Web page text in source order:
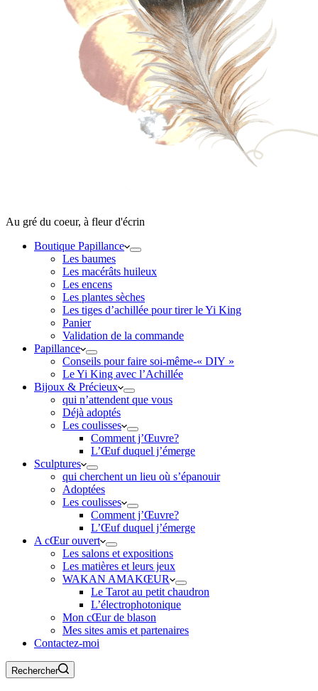
Au gré du coeur, à fleur d'écrin
Boutique Papillance
Les baumes
Les macérâts huileux
Les encens
Les plantes sèches
Les tiges d’achillée pour tirer le Yi King
Panier
Validation de la commande
Papillance
Conseils pour faire soi-même-« DIY »
Le Yi King avec l’Achillée
Bijoux & Précieux
qui n’attendent que vous
Déjà adoptés
Les coulisses
Comment j’Œuvre?
L’Œuf duquel j’émerge
Sculptures
qui cherchent un lieu où s’épanouir
Adoptées
Les coulisses
Comment j’Œuvre?
L’Œuf duquel j’émerge
A cŒur ouvert
Les salons et expositions
Les matières et leurs jeux
WAKAN AMAKŒUR
Le Tarot au petit chaudron
L’électrophotonique
Mon cŒur de blason
Mes sites amis et partenaires
Contactez-moi
Rechercher